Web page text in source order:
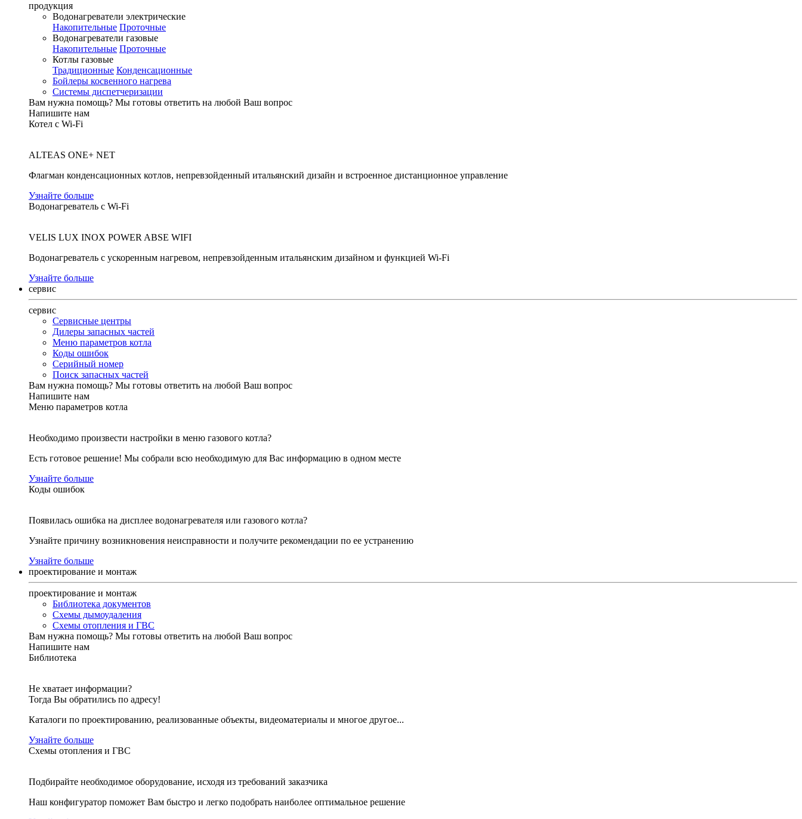
продукция
Водонагреватели электрические
Накопительные Проточные
Водонагреватели газовые
Накопительные Проточные
Котлы газовые
Традиционные Конденсационные
Бойлеры косвенного нагрева
Системы диспетчеризации
Вам нужна помощь? Мы готовы ответить на любой Ваш вопрос
Напишите нам
Котел с Wi-Fi
ALTEAS ONE+ NET
Флагман конденсационных котлов, непревзойденный итальянский дизайн и встроенное дистанционное управление
Узнайте больше
Водонагреватель с Wi-Fi
VELIS LUX INOX POWER ABSE WIFI
Водонагреватель с ускоренным нагревом, непревзойденным итальянским дизайном и функцией Wi-Fi
Узнайте больше
сервис
сервис
Сервисные центры
Дилеры запасных частей
Меню параметров котла
Коды ошибок
Серийный номер
Поиск запасных частей
Вам нужна помощь? Мы готовы ответить на любой Ваш вопрос
Напишите нам
Меню параметров котла
Необходимо произвести настройки в меню газового котла?
Есть готовое решение! Мы собрали всю необходимую для Вас информацию в одном месте
Узнайте больше
Коды ошибок
Появилась ошибка на дисплее водонагревателя или газового котла?
Узнайте причину возникновения неисправности и получите рекомендации по ее устранению
Узнайте больше
проектирование и монтаж
проектирование и монтаж
Библиотека документов
Схемы дымоудаления
Схемы отопления и ГВС
Вам нужна помощь? Мы готовы ответить на любой Ваш вопрос
Напишите нам
Библиотека
Не хватает информации?
Тогда Вы обратились по адресу!
Каталоги по проектированию, реализованные объекты, видеоматериалы и многое другое...
Узнайте больше
Схемы отопления и ГВС
Подбирайте необходимое оборудование, исходя из требований заказчика
Наш конфигуратор поможет Вам быстро и легко подобрать наиболее оптимальное решение